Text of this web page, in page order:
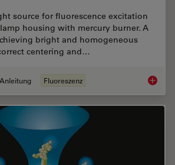
source for fluorescence excitation
housing with mercury burner. A
bright and homogeneous
centering and…
Anleitung Fluoreszenz Video